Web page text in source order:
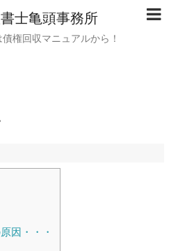
士亀頭事務所
権回収マニュアルから！
因・・・